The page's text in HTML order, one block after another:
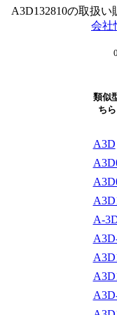
A3D132810の取扱
会社
類似
ち
A3D
A-